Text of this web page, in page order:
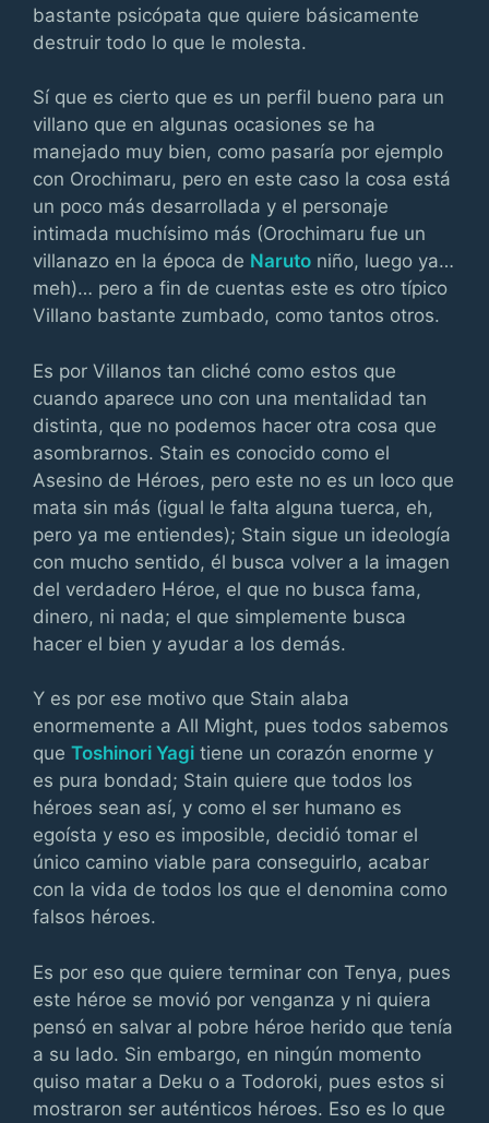
bastante psicópata que quiere básicamente
destruir todo lo que le molesta.
Sí que es cierto que es un perfil bueno para un
villano que en algunas ocasiones se ha
manejado muy bien, como pasaría por ejemplo
con Orochimaru, pero en este caso la cosa está
un poco más desarrollada y el personaje
intimada muchísimo más (Orochimaru fue un
villanazo en la época de Naruto niño, luego ya…
meh)… pero a fin de cuentas este es otro típico
Villano bastante zumbado, como tantos otros.
Es por Villanos tan cliché como estos que
cuando aparece uno con una mentalidad tan
distinta, que no podemos hacer otra cosa que
asombrarnos. Stain es conocido como el
Asesino de Héroes, pero este no es un loco que
mata sin más (igual le falta alguna tuerca, eh,
pero ya me entiendes); Stain sigue un ideología
con mucho sentido, él busca volver a la imagen
del verdadero Héroe, el que no busca fama,
dinero, ni nada; el que simplemente busca
hacer el bien y ayudar a los demás.
Y es por ese motivo que Stain alaba
enormemente a All Might, pues todos sabemos
que Toshinori Yagi tiene un corazón enorme y
es pura bondad; Stain quiere que todos los
héroes sean así, y como el ser humano es
egoísta y eso es imposible, decidió tomar el
único camino viable para conseguirlo, acabar
con la vida de todos los que el denomina como
falsos héroes.
Es por eso que quiere terminar con Tenya, pues
este héroe se movió por venganza y ni quiera
pensó en salvar al pobre héroe herido que tenía
a su lado. Sin embargo, en ningún momento
quiso matar a Deku o a Todoroki, pues estos si
mostraron ser auténticos héroes. Eso es lo que